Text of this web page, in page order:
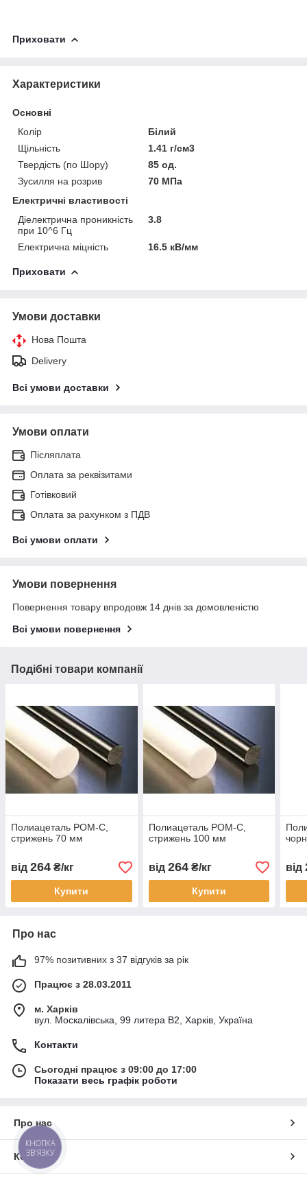
Приховати
Характеристики
Основні
Колір
Білий
Щільність
1.41 г/см3
Твердість (по Шору)
85 од.
Зусилля на розрив
70 МПа
Електричні властивості
Діелектрична проникність
при 10^6 Гц
3.8
Електрична міцність 16.5 кВ/мм
Приховати
Умови доставки
Нова Пошта
Delivery
Всі умови доставки
Умови оплати
Післяплата
Оплата за реквізитами
Готівковий
Оплата за рахунком з ПДВ
Всі умови оплати
Умови повернення
Повернення товару впродовж 14 днів за домовленістю
Всі умови повернення
Подібні товари компанії
Полиацеталь РОМ-С,
стрижень 70 мм
від 264 ₴/кг
Купити
Полиацеталь РОМ-С,
стрижень 100 мм
від 264₴/кг
Купити
від
Про нас
97% позитивних з 37 відгуків за рік
Працює з 28.03.2011
м. Харків
вул. Москалівська, 99 литера В2, Харків, Україна
Контакти
Сьогодні працює з 09:00 до 17:00
Показати весь графік роботи
Про нас
Контакти
КНОПКА
ЗВ'ЯЗКУ